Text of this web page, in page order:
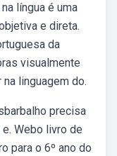
língua é uma
e direta.
da
visualmente
linguagem do.
precisa
Webo livro de
para o 6º ano do